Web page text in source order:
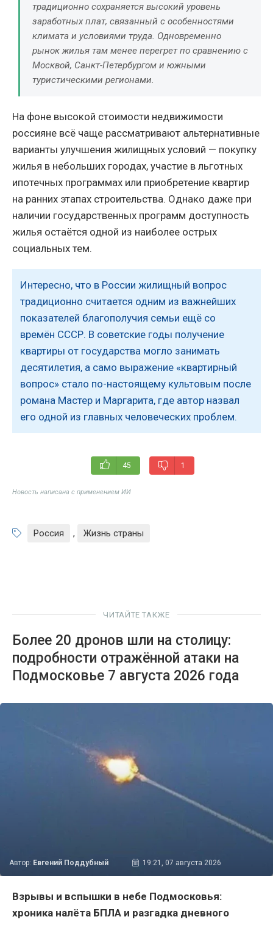
традиционно сохраняется высокий уровень
заработных плат, связанный с особенностями
климата и условиями труда. Одновременно
рынок жилья там менее перегрет по сравнению с
Москвой, Санкт-Петербургом и южными
туристическими регионами.
На фоне высокой стоимости недвижимости
россияне всё чаще рассматривают альтернативные
варианты улучшения жилищных условий — покупку
жилья в небольших городах, участие в льготных
ипотечных программах или приобретение квартир
на ранних этапах строительства. Однако даже при
наличии государственных программ доступность
жилья остаётся одной из наиболее острых
социальных тем.
Интересно, что в России жилищный вопрос
традиционно считается одним из важнейших
показателей благополучия семьи ещё со
времён СССР. В советские годы получение
квартиры от государства могло занимать
десятилетия, а само выражение «квартирный
вопрос» стало по-настоящему культовым после
романа Мастер и Маргарита, где автор назвал
его одной из главных человеческих проблем.
45 1
Новость написана с применением ИИ
Россия , Жизнь страны
ЧИТАЙТЕ ТАКЖЕ
Более 20 дронов шли на столицу:
подробности отражённой атаки на
Подмосковье 7 августа 2026 года
Автор: Евгений Поддубный 19:21, 07 августа 2026
Взрывы и вспышки в небе Подмосковья:
хроника налёта БПЛА и разгадка дневного